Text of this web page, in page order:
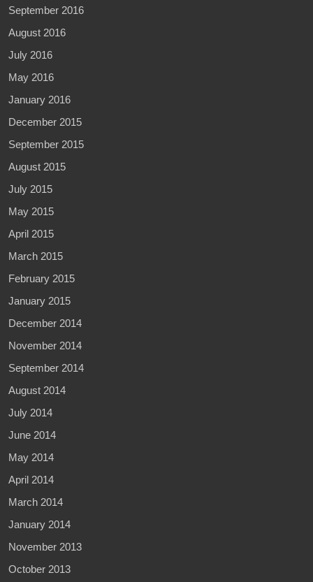
September 2016
August 2016
July 2016
May 2016
January 2016
December 2015
September 2015
August 2015
July 2015
May 2015
April 2015
March 2015
February 2015
January 2015
December 2014
November 2014
September 2014
August 2014
July 2014
June 2014
May 2014
April 2014
March 2014
January 2014
November 2013
October 2013